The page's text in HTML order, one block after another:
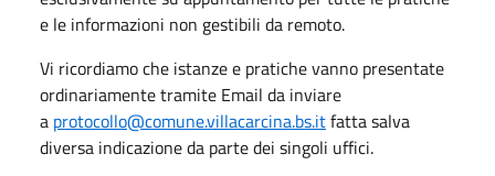
e le informazioni non gestibili da remoto.
Vi ricordiamo che istanze e pratiche vanno presentate
ordinariamente tramite Email da inviare
a protocollo@comune.villacarcina.bs.itfatta salva
diversa indicazione da parte dei singoli uffici.